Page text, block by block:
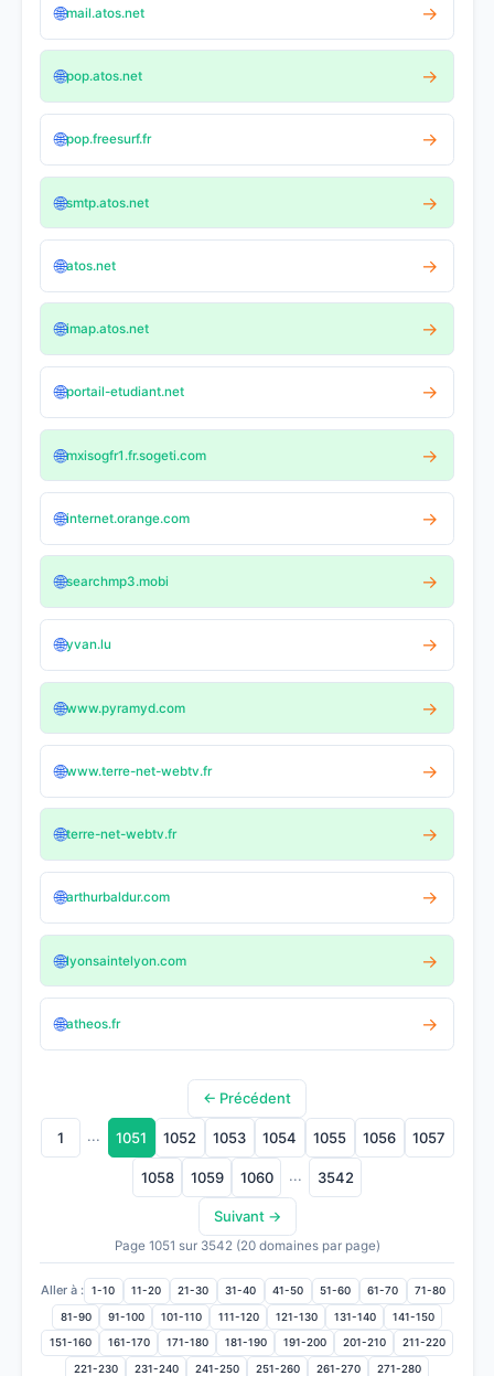
🌐mail.atos.net →
🌐pop.atos.net →
🌐pop.freesurf.fr →
🌐smtp.atos.net →
🌐atos.net →
🌐imap.atos.net →
🌐portail-etudiant.net →
🌐mxisogfr1.fr.sogeti.com →
🌐internet.orange.com →
🌐searchmp3.mobi →
🌐yvan.lu →
🌐www.pyramyd.com →
🌐www.terre-net-webtv.fr →
🌐terre-net-webtv.fr →
🌐arthurbaldur.com →
🌐lyonsaintelyon.com →
🌐atheos.fr →
← Précédent
1 ... 1051 1052 1053 1054 1055 1056 1057
1058 1059 1060 ... 3542
Suivant →
Page 1051 sur 3542 (20 domaines par page)
Aller à : 1-10 11-20 21-30 31-40 41-50 51-60 61-70 71-80
81-90 91-100 101-110 111-120 121-130 131-140 141-150
151-160 161-170 171-180 181-190 191-200 201-210 211-220
221-230 231-240 241-250 251-260 261-270 271-280